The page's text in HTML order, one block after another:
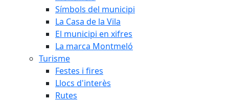
Símbols del municipi
La Casa de la Vila
El municipi en xifres
La marca Montmeló
Turisme
Festes i fires
Llocs d'interès
Rutes